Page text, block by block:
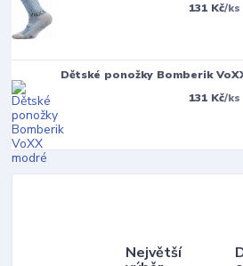
131 Kč/ks
Dětské ponožky Bomberik
131 Kč/ks
Největší